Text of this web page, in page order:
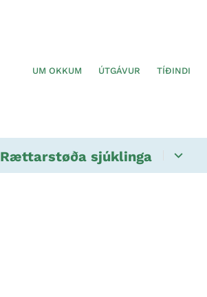
UM OKKUM ÚTGÁVUR TÍÐINDI
Rættarstøða sjúklinga